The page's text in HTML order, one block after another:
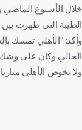
خلال الأسبوع
الطيبة التي ظهرت بين
وأكد: "الأهلي تمسك
الحالي وكان على
ولا يخوض الأهلي مبارياته في